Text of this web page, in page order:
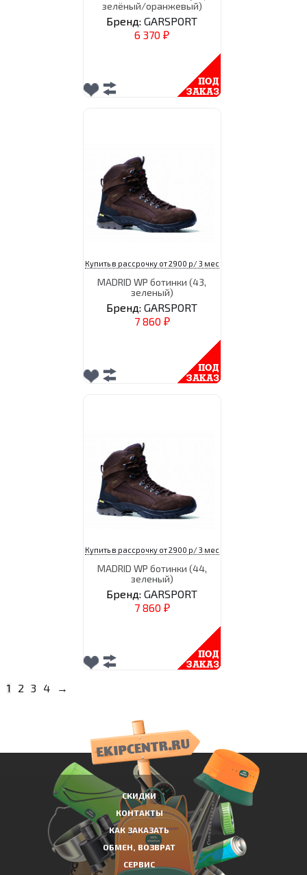
зелёный/оранжевый)
Бренд: GARSPORT
6 370 ₽
Купить в рассрочку от 2900 р/ 3 мес
MADRID WP ботинки (43,
зеленый)
Бренд: GARSPORT
7 860 ₽
Купить в рассрочку от 2900 р/ 3 мес
MADRID WP ботинки (44,
зеленый)
Бренд: GARSPORT
7 860 ₽
1 2 3 4 →
СКИДКИ
КОНТАКТЫ
КАК ЗАКАЗАТЬ
ОБМЕН, ВОЗВРАТ
СЕРВИС